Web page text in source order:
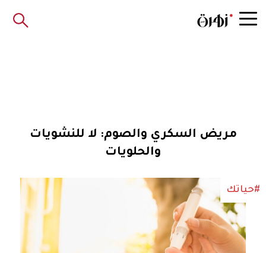
مريض السكري والصوم: لا للنشويات
والحلويات
#حياتك